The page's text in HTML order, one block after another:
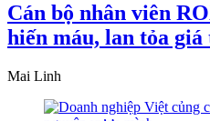
Cán bộ nhân viên
hiến máu, lan tỏa giá
Mai Linh